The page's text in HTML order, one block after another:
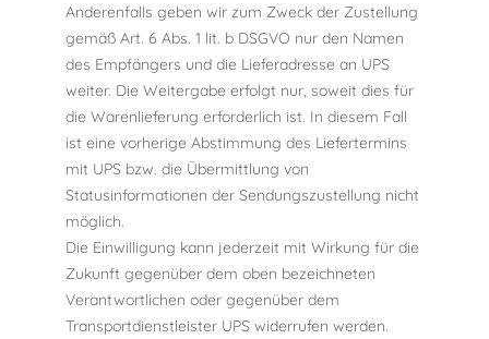
Anderenfalls geben wir zum Zweck der Zustellung
gemäß Art. 6 Abs. 1 lit. b DSGVO nur den Namen
des Empfängers und die Lieferadresse an UPS
weiter. Die Weitergabe erfolgt nur, soweit dies für
die Warenlieferung erforderlich ist. In diesem Fall
ist eine vorherige Abstimmung des Liefertermins
mit UPS bzw. die Übermittlung von
Statusinformationen der Sendungszustellung nicht
möglich.
Die Einwilligung kann jederzeit mit Wirkung für die
Zukunft gegenüber dem oben bezeichneten
Verantwortlichen oder gegenüber dem
Transportdienstleister UPS widerrufen werden.